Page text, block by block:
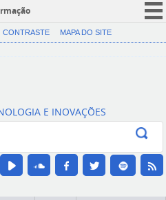
CORONAVÍRUS (COVID-19)
Canais
CONTRASTE MAPA DO SITE
E INOVAÇÕES